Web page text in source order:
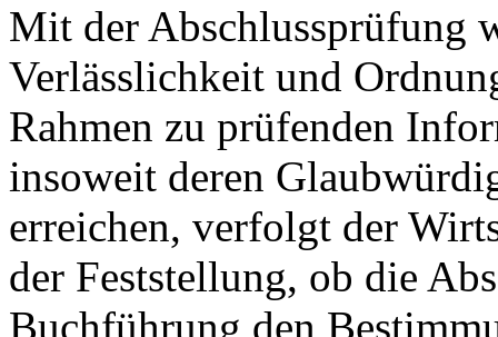
Mit der Abschlussprüfung
Verlässlichkeit und
Rahmen zu prüfenden
insoweit deren
erreichen, verfolgt der
der Feststellung, ob die
Buchführung den